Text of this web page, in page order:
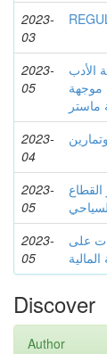
2023-
03
2023-
05
الأدب
موجهة
ماستر
2023-
04
2023-
05
2023-
05
على
Discover
Author